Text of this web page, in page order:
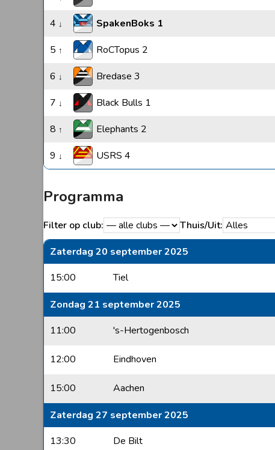
4 ↓ SpakenBoks 1
5 ↑ RoCTopus 2
6 ↓ Bredase 3
7 ↓ Black Bulls 1
8 ↑ Elephants 2
9 ↓ USRS 4
Programma
Filter op club: Thuis/Uit:
Zaterdag 20 september 2025
15:00
Tiel
Zondag 21 september 2025
11:00
's-Hertogenbosch
12:00 Eindhoven
15:00 Aachen
Zaterdag 27 september 2025
13:30
De Bilt